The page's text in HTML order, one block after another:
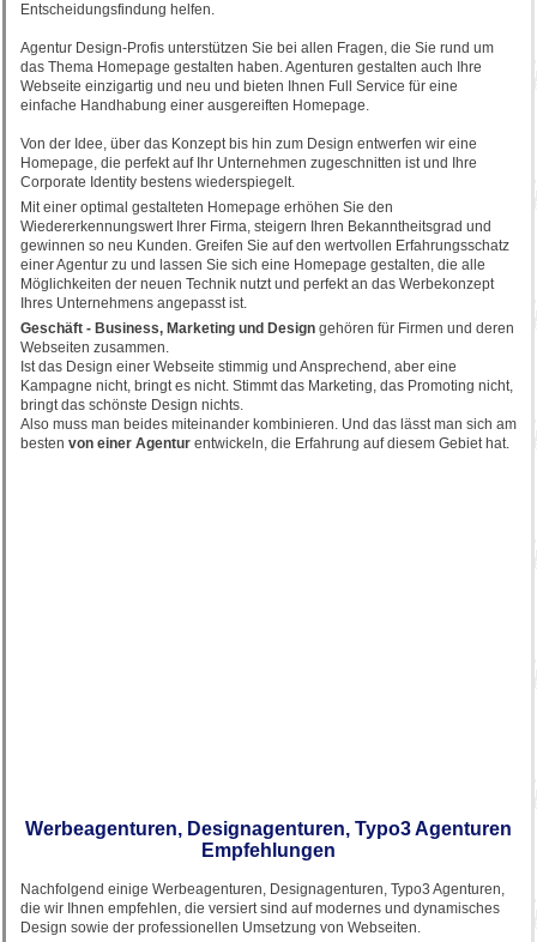
Entscheidungsfindung helfen.
Agentur Design-Profis unterstützen Sie bei allen Fragen, die Sie rund um
das Thema Homepage gestalten haben. Agenturen gestalten auch Ihre
Webseite einzigartig und neu und bieten Ihnen Full Service für eine
einfache Handhabung einer ausgereiften Homepage.
Von der Idee, über das Konzept bis hin zum Design entwerfen wir eine
Homepage, die perfekt auf Ihr Unternehmen zugeschnitten ist und Ihre
Corporate Identity bestens wiederspiegelt.
Mit einer optimal gestalteten Homepage erhöhen Sie den
Wiedererkennungswert Ihrer Firma, steigern Ihren Bekanntheitsgrad und
gewinnen so neu Kunden. Greifen Sie auf den wertvollen Erfahrungsschatz
einer Agentur zu und lassen Sie sich eine Homepage gestalten, die alle
Möglichkeiten der neuen Technik nutzt und perfekt an das Werbekonzept
Ihres Unternehmens angepasst ist.
Geschäft - Business, Marketing und Design gehören für Firmen und deren
Webseiten zusammen.
Ist das Design einer Webseite stimmig und Ansprechend, aber eine
Kampagne nicht, bringt es nicht. Stimmt das Marketing, das Promoting nicht,
bringt das schönste Design nichts.
Also muss man beides miteinander kombinieren. Und das lässt man sich am
besten von einer Agentur entwickeln, die Erfahrung auf diesem Gebiet hat.
Werbeagenturen, Designagenturen, Typo3 Agenturen
Empfehlungen
Nachfolgend einige Werbeagenturen, Designagenturen, Typo3 Agenturen,
die wir Ihnen empfehlen, die versiert sind auf modernes und dynamisches
Design sowie der professionellen Umsetzung von Webseiten.